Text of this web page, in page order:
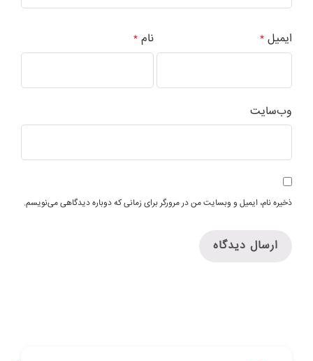
نام * ایمیل*
وب‌سایت
ذخیره نام، ایمیل و وبسایت من در مرورگر برای زمانی که دوباره دیدگاهی می‌نویسم.